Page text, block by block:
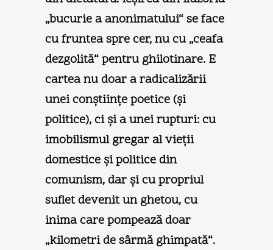
„bucurie a anonimatului“ se face
cu fruntea spre cer, nu cu „ceafa
dezgolită“ pentru ghilotinare. E
cartea nu doar a radicalizării
unei conştiinţe poetice (şi
politice), ci şi a unei rupturi: cu
imobilismul gregar al vieţii
domestice şi politice din
comunism, dar şi cu propriul
suflet devenit un ghetou, cu
inima care pompează doar
„kilometri de sârmă ghimpată“.